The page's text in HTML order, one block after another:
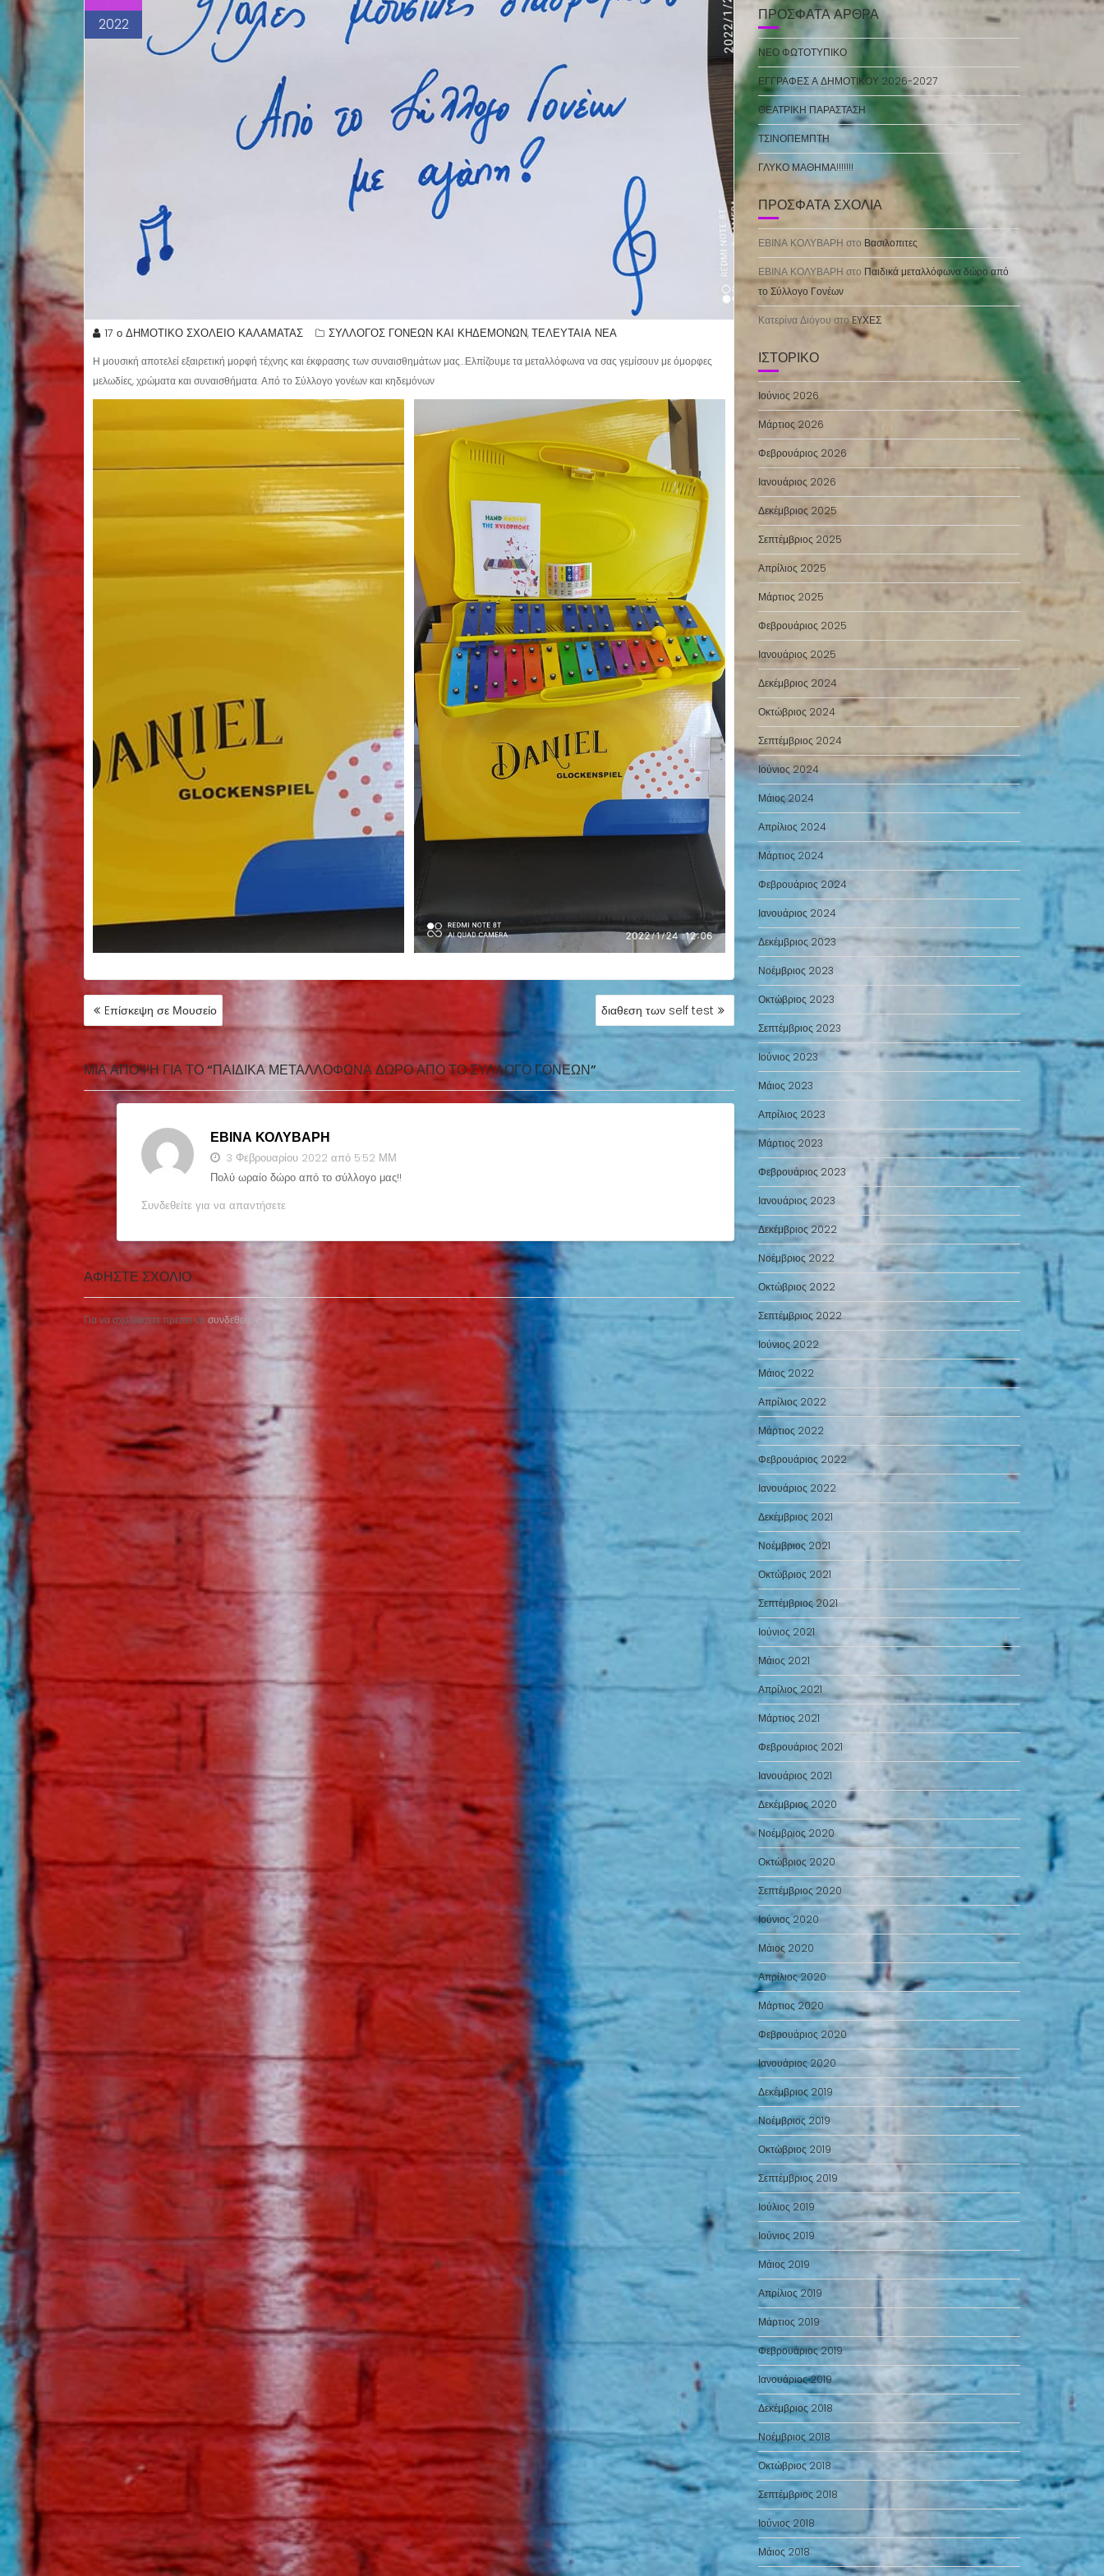
2022
17 ο ΔΗΜΟΤΙΚΟ ΣΧΟΛΕΙΟ ΚΑΛΑΜΑΤΑΣ ΣΥΛΛΟΓΟΣ ΓΟΝΕΩΝ ΚΑΙ ΚΗΔΕΜΟΝΩΝ,ΤΕΛΕΥΤΑΙΑ ΝΕΑ
Η μουσική αποτελεί εξαιρετική μορφή τέχνης και έκφρασης των συναισθημάτων μας…Ελπίζουμε τα μεταλλόφωνα να σας γεμίσουν με όμορφες
μελωδίες, χρώματα και συναισθήματα. Από το Σύλλογο γονέων και κηδεμόνων
ΠΛΟΉΓΗΣΗ
ΆΡΘΡΩΝ
Eπίσκεψη σε Μουσείο διαθεση των self test
ΜΊΑ ΆΠΟΨΗ ΓΙΑ ΤΟ “ΠΑΙΔΙΚΆ ΜΕΤΑΛΛΌΦΩΝΑ ΔΏΡΟ ΑΠΌ ΤΟ ΣΎΛΛΟΓΟ ΓΟΝΈΩΝ”
ΕΒΙΝΑ ΚΟΛΥΒΑΡΗ
3 Φεβρουαρίου 2022 από 5:52 ΜΜ
Πολύ ωραίο δώρο από το σύλλογο μας!!
Συνδεθείτε για να απαντήσετε
ΑΦΉΣΤΕ ΣΧΌΛΙΟ
Για να σχολιάσετε πρέπει νασυνδεθείτε .
ΠΡΌΣΦΑΤΑ ΆΡΘΡΑ
ΝΕΟ ΦΩΤΟΤΥΠΙΚΟ
ΕΓΓΡΑΦΕΣ Α ΔΗΜΟΤΙΚΟΥ 2026-2027
ΘΕΑΤΡΙΚΗ ΠΑΡΑΣΤΑΣΗ
ΤΣΙΝΟΠΕΜΠΤΗ
ΓΛΥΚΟ ΜΑΘΗΜΑ!!!!!!!
ΠΡΌΣΦΑΤΑ ΣΧΌΛΙΑ
ΕΒΙΝΑ ΚΟΛΥΒΑΡΗ στο Βασιλοπιτες
ΕΒΙΝΑ ΚΟΛΥΒΑΡΗ στο Παιδικά μεταλλόφωνα δώρο από
το Σύλλογο Γονέων
Κατερίνα Διόγου στοEYΧΕΣ
ΙΣΤΟΡΙΚΌ
Ιούνιος 2026
Μάρτιος 2026
Φεβρουάριος 2026
Ιανουάριος 2026
Δεκέμβριος 2025
Σεπτέμβριος 2025
Απρίλιος 2025
Μάρτιος 2025
Φεβρουάριος 2025
Ιανουάριος 2025
Δεκέμβριος 2024
Οκτώβριος 2024
Σεπτέμβριος 2024
Ιούνιος 2024
Μάιος 2024
Απρίλιος 2024
Μάρτιος 2024
Φεβρουάριος 2024
Ιανουάριος 2024
Δεκέμβριος 2023
Νοέμβριος 2023
Οκτώβριος 2023
Σεπτέμβριος 2023
Ιούνιος 2023
Μάιος 2023
Απρίλιος 2023
Μάρτιος 2023
Φεβρουάριος 2023
Ιανουάριος 2023
Δεκέμβριος 2022
Νοέμβριος 2022
Οκτώβριος 2022
Σεπτέμβριος 2022
Ιούνιος 2022
Μάιος 2022
Απρίλιος 2022
Μάρτιος 2022
Φεβρουάριος 2022
Ιανουάριος 2022
Δεκέμβριος 2021
Νοέμβριος 2021
Οκτώβριος 2021
Σεπτέμβριος 2021
Ιούνιος 2021
Μάιος 2021
Απρίλιος 2021
Μάρτιος 2021
Φεβρουάριος 2021
Ιανουάριος 2021
Δεκέμβριος 2020
Νοέμβριος 2020
Οκτώβριος 2020
Σεπτέμβριος 2020
Ιούνιος 2020
Μάιος 2020
Απρίλιος 2020
Μάρτιος 2020
Φεβρουάριος 2020
Ιανουάριος 2020
Δεκέμβριος 2019
Νοέμβριος 2019
Οκτώβριος 2019
Σεπτέμβριος 2019
Ιούλιος 2019
Ιούνιος 2019
Μάιος 2019
Απρίλιος 2019
Μάρτιος 2019
Φεβρουάριος 2019
Ιανουάριος 2019
Δεκέμβριος 2018
Νοέμβριος 2018
Οκτώβριος 2018
Σεπτέμβριος 2018
Ιούνιος 2018
Μάιος 2018